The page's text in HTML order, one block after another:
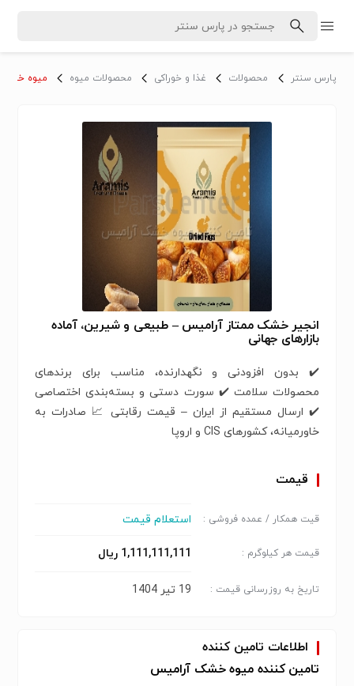
پارس سنتر محصولات غذا و خوراکی محصولات میوه میوه خشک
انجیر خشک ممتاز آرامیس – طبیعی و شیرین، آماده
بازارهای جهانی
✔️ بدون افزودنی و نگهدارنده، مناسب برای برندهای
محصولات سلامت ✔️ سورت دستی و بسته‌بندی اختصاصی
✔️ ارسال مستقیم از ایران – قیمت رقابتی 📈 صادرات به
خاورمیانه، کشورهای CIS و اروپا
قیمت
قیت همکار / عمده فروشی : استعلام قیمت
قیمت هر کیلوگرم : 1,111,111,111 ریال
تاریخ به روزرسانی قیمت : 19 تیر 1404
اطلاعات تامین کننده
تامین کننده میوه خشک آرامیس